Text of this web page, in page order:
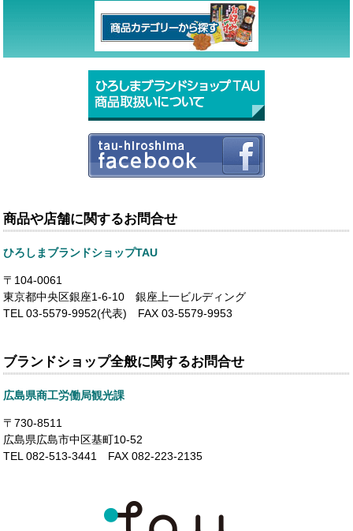
商品や店舗に関するお問合せ
ひろしまブランドショップTAU
〒104-0061
東京都中央区銀座1-6-10 銀座上一ビルディング
TEL 03-5579-9952(代表) FAX 03-5579-9953
ブランドショップ全般に関するお問合せ
広島県商工労働局観光課
〒730-8511
広島県広島市中区基町10-52
TEL 082-513-3441 FAX 082-223-2135